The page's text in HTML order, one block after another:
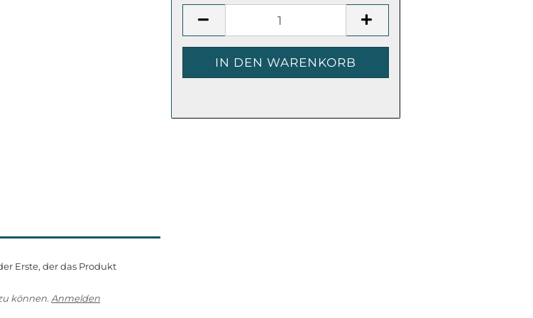
Erste, der das Produkt
können. Anmelden